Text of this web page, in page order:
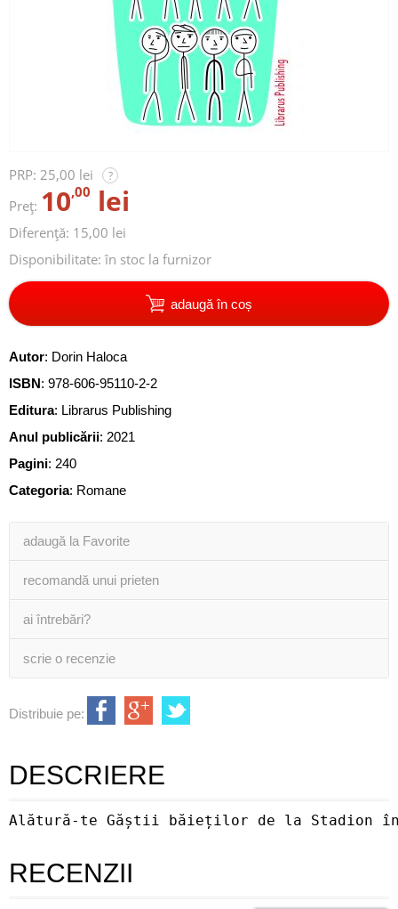
PRP: 25,00 lei ?
Preț: 10,00 lei
Diferență: 15,00 lei
Disponibilitate: în stoc la furnizor
adaugă în coș
Autor: Dorin Haloca
ISBN: 978-606-95110-2-2
Editura: Librarus Publishing
Anul publicării: 2021
Pagini: 240
Categoria: Romane
adaugă la Favorite
recomandă unui prieten
ai întrebări?
scrie o recenzie
Distribuie pe:
DESCRIERE
Alătură-te Găștii băieților de la Stadion
RECENZII